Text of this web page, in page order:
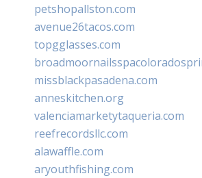
petshopallston.com
avenue26tacos.com
topgglasses.com
missblackpasadena.com
anneskitchen.org
valenciamarketytaqueria.com
reefrecordsllc.com
alawaffle.com
aryouthfishing.com